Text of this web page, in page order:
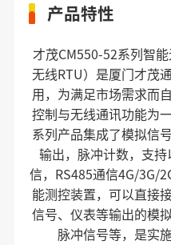
产品特性
才茂CM550-52系列智
无线RTU）是厦门才茂
用，为满足市场需求而
控制与无线通讯功能为
系列产品集成了模拟信
输出，脉冲计数，支
信，RS485通信4G/3G/
能测控装置，可以直接
信号、仪表等输出的模
脉冲信号等，是实